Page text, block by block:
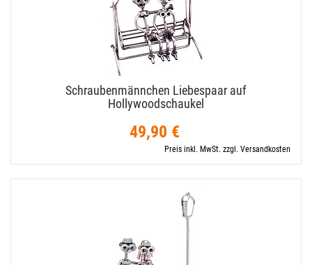
Schraubenmännchen Liebespaar auf
Hollywoodschaukel
49,90 €
Preis inkl. MwSt. zzgl. Versandkosten